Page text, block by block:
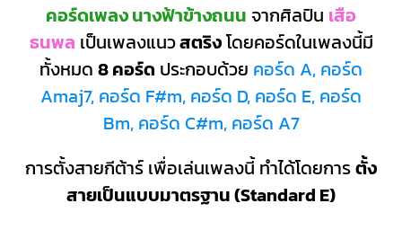
คอร์ดเพลง นางฟ้าข้างถนน จากศิลปิน เสือ
ธนพล เป็นเพลงแนวสตริงโดยคอร์ดในเพลงนี้มี
ทั้งหมด 8 คอร์ด ประกอบด้วย คอร์ด A, คอร์ด
Amaj7, คอร์ด F#m, คอร์ด D, คอร์ด E, คอร์ด
Bm, คอร์ด C#m, คอร์ด A7
การตั้งสายกีต้าร์ เพื่อเล่นเพลงนี้ ทำได้โดยการตั้ง
สายเป็นแบบมาตรฐาน (Standard E)